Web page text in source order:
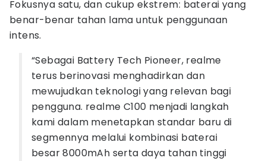
Fokusnya satu, dan cukup ekstrem: baterai yang
benar-benar tahan lama untuk penggunaan
intens.
“Sebagai Battery Tech Pioneer, realme
terus berinovasi menghadirkan dan
mewujudkan teknologi yang relevan bagi
pengguna. realme C100 menjadi langkah
kami dalam menetapkan standar baru di
segmennya melalui kombinasi baterai
besar 8000mAh serta daya tahan tinggi